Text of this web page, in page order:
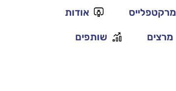
מרקטפלייס אודות
מרצים שותפים